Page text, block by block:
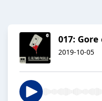
017:
2019-10-05